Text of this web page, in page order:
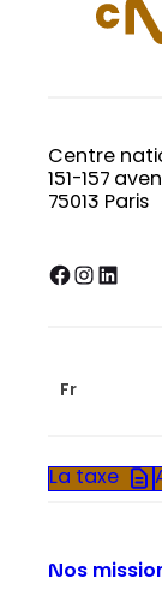
Centre
151-157
75013 Paris
Facebook InstagramLinkedIn
Fr
La taxe
Nos